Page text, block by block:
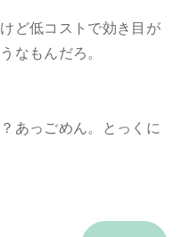
ど低コストで効き目が
なもんだろ。
あっごめん。とっくに